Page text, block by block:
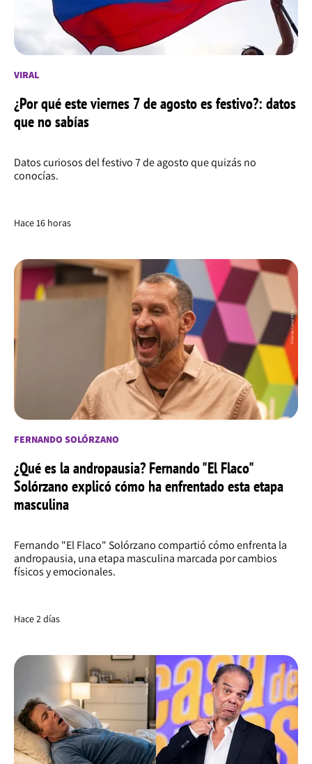
VIRAL
¿Por qué este viernes 7 de agosto es festivo?: datos
que no sabías
Datos curiosos del festivo 7 de agosto que quizás no
conocías.
Hace 16 horas
FERNANDO SOLÓRZANO
¿Qué es la andropausia? Fernando "El Flaco"
Solórzano explicó cómo ha enfrentado esta etapa
masculina
Fernando "El Flaco" Solórzano compartió cómo enfrenta la
andropausia, una etapa masculina marcada por cambios
físicos y emocionales.
Hace 2 días